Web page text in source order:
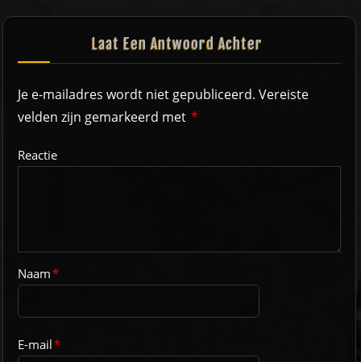
Laat Een Antwoord Achter
Je e-mailadres wordt niet gepubliceerd. Vereiste
velden zijn gemarkeerd met *
Reactie
Naam*
E-mail*